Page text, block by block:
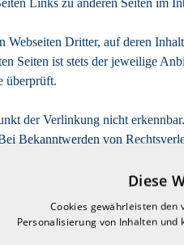
Links zu anderen Seiten im
Webseiten Dritter, auf deren
Seiten ist stets der jeweilige
überprüft.
der Verlinkung nicht
Bekanntwerden von
Diese
Cookies gewährleisten den
Personalisierung von Inhalten und